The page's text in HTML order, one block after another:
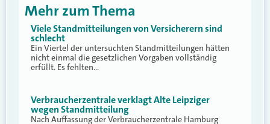
Mehr zum Thema
Viele Standmitteilungen von Versicherern sind
schlecht
Ein Viertel der untersuchten Standmitteilungen hätten
nicht einmal die gesetzlichen Vorgaben vollständig
erfüllt. Es fehlten…
Verbraucherzentrale verklagt Alte Leipziger
wegen Standmitteilung
Nach Auffassung der Verbraucherzentrale Hamburg